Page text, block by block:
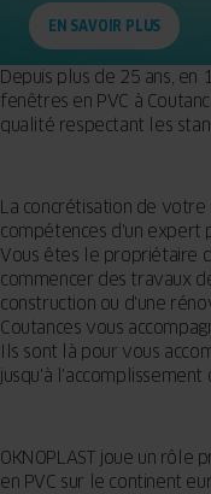
EN SAVOIR PLUS
Depuis plus de 25 ans, en
fenêtres en PVC à
qualité respectant les
La concrétisation de votre
compétences d'un expert
Vous êtes le propriétaire
commencer des travaux
construction ou d'une
Coutances vous
Ils sont là pour vous
jusqu'à l'accomplissement
OKNOPLAST joue un rôle
en PVC sur le continent